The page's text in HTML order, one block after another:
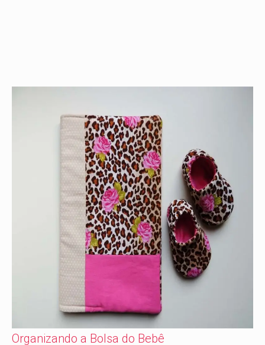
Organizando a Bolsa do Bebê